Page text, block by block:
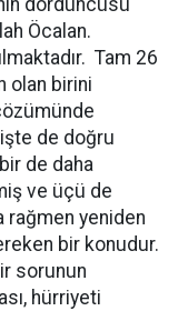
Öcalan.
Tam 26
olan birini
de doğru
de daha
ve üçü de
rağmen yeniden
bir konudur.
sorunun
hürriyeti